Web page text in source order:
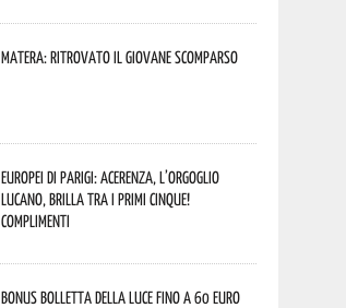
Matera: ritrovato il giovane scomparso
Europei di Parigi: Acerenza, l’orgoglio
lucano, brilla tra i primi cinque!
Complimenti
Bonus bolletta della luce fino a 60 euro